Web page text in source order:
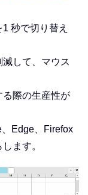
秒で切り替え
して、マウス
際の生産性が
Edge、Firefox
ます。